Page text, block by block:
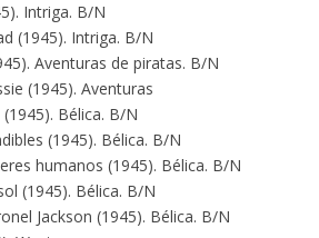
Intriga. B/N
(1945). Intriga. B/N
Aventuras de piratas. B/N
(1945). Aventuras
Bélica. B/N
(1945). Bélica. B/N
humanos (1945). Bélica. B/N
(1945). Bélica. B/N
Jackson (1945). Bélica. B/N